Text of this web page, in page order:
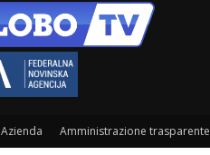
Azienda Amministrazione trasparente